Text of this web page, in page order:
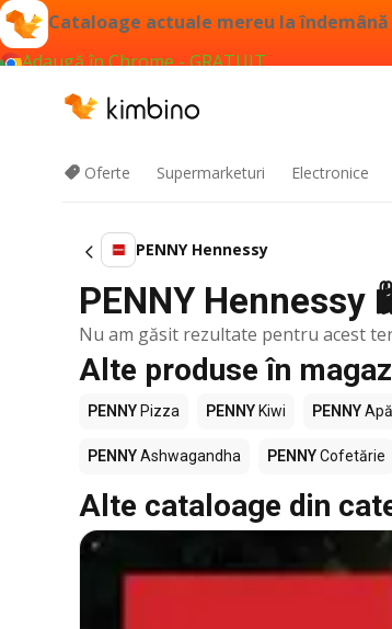
Cataloage actuale mereu la îndemână
Adaugă în Chrome - GRATUIT
Oferte Supermarketuri Electronice
PENNY Hennessy
PENNY
Nu am găsit rezultate pentru acest
Alte produse în
PENNY Pizza PENNY Kiwi PENNYApă
PENNYAshwagandha PENNYCofetărie
Alte cataloage din